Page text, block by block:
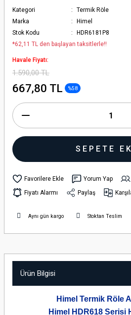
Kategori
Termik Röle
Marka
Himel
Stok Kodu
HDR6181P8
*62,11 TL den başlayan taksitlerle!!
Havale Fiyatı:
1.590,00 TL
667,80 TL %58
SEPETE
Yorum Yap
Fiyatı Alarmı
Paylaş
Aynı gün kargo Stoktan Teslim
Ürün Bilgisi
Himel Termik Röle
Himel HDR618 Serisi